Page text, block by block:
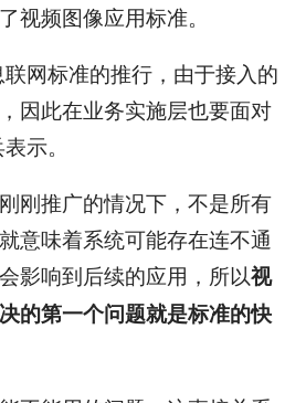
视频图像应用标准。
网标准的推行，由于接入的
因此在业务实施层也要面对
示。
推广的情况下，不是所有
意味着系统可能存在连不通
影响到后续的应用，所以视
的第一个问题就是标准的快